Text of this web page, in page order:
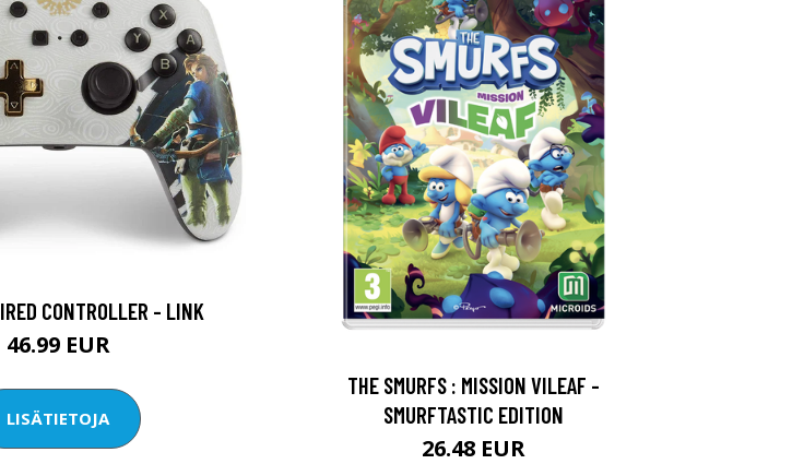
CONTROLLER - LINK
46.99 EUR
LISÄTIETOJA
THE SMURFS : MISSION VILEAF -
SMURFTASTIC EDITION
26.48 EUR